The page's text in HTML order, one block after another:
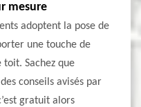
mesure
adoptent la pose de
une touche de
Sachez que
conseils avisés par
gratuit alors